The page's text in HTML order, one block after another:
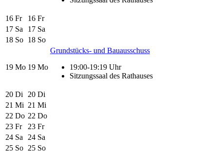
16 Fr 16 Fr
17 Sa 17 Sa
18 So 18 So
19 Mo 19 Mo
Grundstücks- und Bauausschuss
19:00-19:19 Uhr
Sitzungssaal des Rathauses
20 Di 20 Di
21 Mi 21 Mi
22 Do 22 Do
23 Fr 23 Fr
24 Sa 24 Sa
25 So 25 So